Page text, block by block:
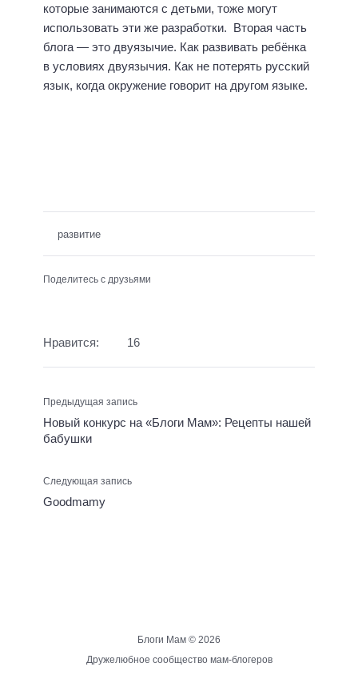
которые занимаются с детьми, тоже могут
использовать эти же разработки. Вторая часть
блога — это двуязычие. Как развивать ребёнка
в условиях двуязычия. Как не потерять русский
язык, когда окружение говорит на другом языке.
развитие
Поделитесь с друзьями
Нравится: 16
Предыдущая запись
Новый конкурс на «Блоги Мам»: Рецепты нашей
бабушки
Следующая запись
Goodmamy
Блоги Мам © 2026
Дружелюбное сообщество мам-блогеров